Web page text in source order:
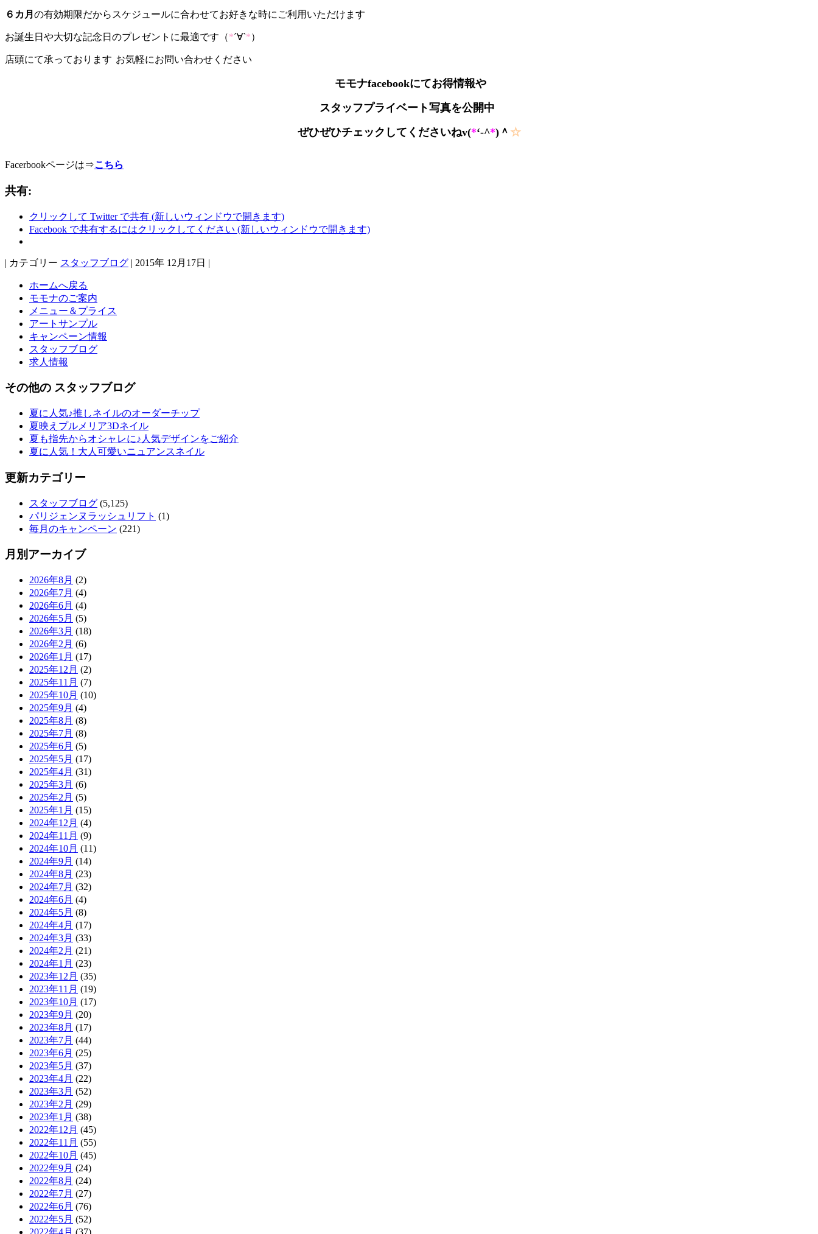
６カ月 の有効期限だからスケジュールに合わせてお好きな時にご利用いただけます
お誕生日や大切な記念日のプレゼントに最適です（*´∀`*）
店頭にて承っております お気軽にお問い合わせください
モモナfacebookにてお得情報や
スタッフプライベート写真を公開中
ぜひぜひチェックしてくださいねv(*‘-^*)＾ ☆
Facerbookページは⇒こちら
共有:
クリックして Twitter で共有 (新しいウィンドウで開きます)
Facebook で共有するにはクリックしてください (新しいウィンドウで開きます)
| カテゴリー スタッフブログ | 2015年 12月17日 |
ホームへ戻る
モモナのご案内
メニュー＆プライス
アートサンプル
キャンペーン情報
スタッフブログ
求人情報
その他の スタッフブログ
夏に人気♪推しネイルのオーダーチップ
夏映えプルメリア3Dネイル
夏も指先からオシャレに♪人気デザインをご紹介
夏に人気！大人可愛いニュアンスネイル
更新カテゴリー
スタッフブログ (5,125)
パリジェンヌラッシュリフト (1)
毎月のキャンペーン (221)
月別アーカイブ
2026年8月 (2)
2026年7月 (4)
2026年6月 (4)
2026年5月 (5)
2026年3月 (18)
2026年2月 (6)
2026年1月 (17)
2025年12月 (2)
2025年11月 (7)
2025年10月 (10)
2025年9月 (4)
2025年8月 (8)
2025年7月 (8)
2025年6月 (5)
2025年5月 (17)
2025年4月 (31)
2025年3月 (6)
2025年2月 (5)
2025年1月 (15)
2024年12月 (4)
2024年11月 (9)
2024年10月 (11)
2024年9月 (14)
2024年8月 (23)
2024年7月 (32)
2024年6月 (4)
2024年5月 (8)
2024年4月 (17)
2024年3月 (33)
2024年2月 (21)
2024年1月 (23)
2023年12月 (35)
2023年11月 (19)
2023年10月 (17)
2023年9月 (20)
2023年8月 (17)
2023年7月 (44)
2023年6月 (25)
2023年5月 (37)
2023年4月 (22)
2023年3月 (52)
2023年2月 (29)
2023年1月 (38)
2022年12月 (45)
2022年11月 (55)
2022年10月 (45)
2022年9月 (24)
2022年8月 (24)
2022年7月 (27)
2022年6月 (76)
2022年5月 (52)
2022年4月 (37)